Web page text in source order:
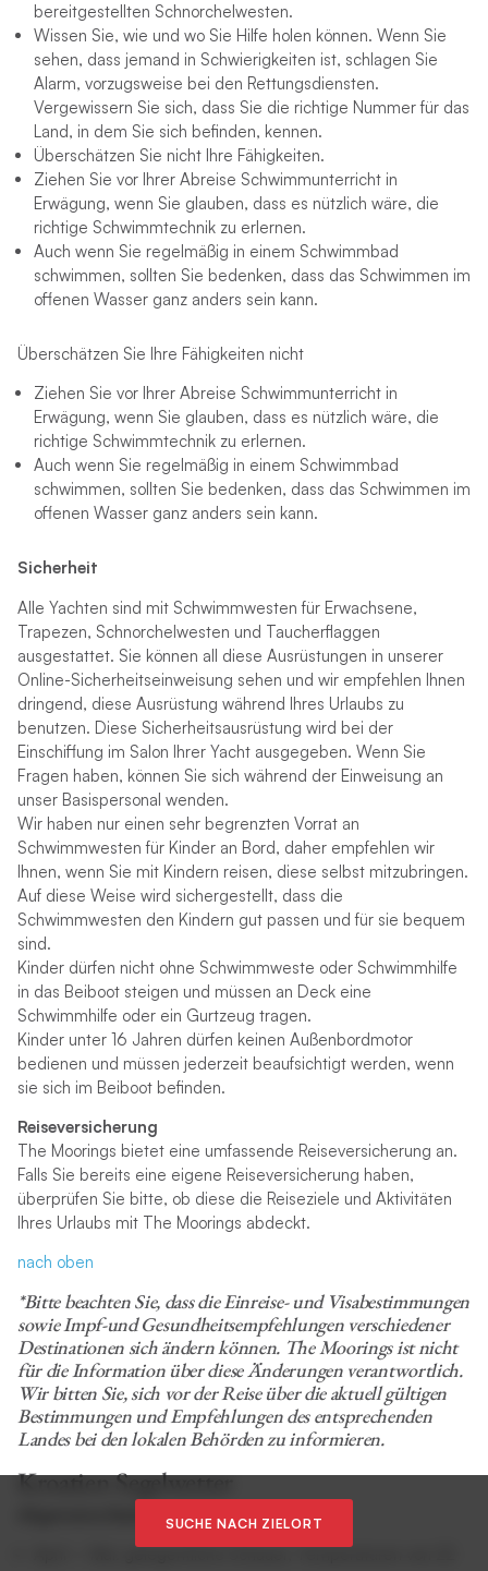
bereitgestellten Schnorchelwesten.
Wissen Sie, wie und wo Sie Hilfe holen können. Wenn Sie
sehen, dass jemand in Schwierigkeiten ist, schlagen Sie
Alarm, vorzugsweise bei den Rettungsdiensten.
Vergewissern Sie sich, dass Sie die richtige Nummer für das
Land, in dem Sie sich befinden, kennen.
Überschätzen Sie nicht Ihre Fähigkeiten.
Ziehen Sie vor Ihrer Abreise Schwimmunterricht in
Erwägung, wenn Sie glauben, dass es nützlich wäre, die
richtige Schwimmtechnik zu erlernen.
Auch wenn Sie regelmäßig in einem Schwimmbad
schwimmen, sollten Sie bedenken, dass das Schwimmen im
offenen Wasser ganz anders sein kann.
Überschätzen Sie Ihre Fähigkeiten nicht
Ziehen Sie vor Ihrer Abreise Schwimmunterricht in
Erwägung, wenn Sie glauben, dass es nützlich wäre, die
richtige Schwimmtechnik zu erlernen.
Auch wenn Sie regelmäßig in einem Schwimmbad
schwimmen, sollten Sie bedenken, dass das Schwimmen im
offenen Wasser ganz anders sein kann.
Sicherheit
Alle Yachten sind mit Schwimmwesten für Erwachsene,
Trapezen, Schnorchelwesten und Taucherflaggen
ausgestattet. Sie können all diese Ausrüstungen in unserer
Online-Sicherheitseinweisung sehen und wir empfehlen Ihnen
dringend, diese Ausrüstung während Ihres Urlaubs zu
benutzen. Diese Sicherheitsausrüstung wird bei der
Einschiffung im Salon Ihrer Yacht ausgegeben. Wenn Sie
Fragen haben, können Sie sich während der Einweisung an
unser Basispersonal wenden.
Wir haben nur einen sehr begrenzten Vorrat an
Schwimmwesten für Kinder an Bord, daher empfehlen wir
Ihnen, wenn Sie mit Kindern reisen, diese selbst mitzubringen.
Auf diese Weise wird sichergestellt, dass die
Schwimmwesten den Kindern gut passen und für sie bequem
sind.
Kinder dürfen nicht ohne Schwimmweste oder Schwimmhilfe
in das Beiboot steigen und müssen an Deck eine
Schwimmhilfe oder ein Gurtzeug tragen.
Kinder unter 16 Jahren dürfen keinen Außenbordmotor
bedienen und müssen jederzeit beaufsichtigt werden, wenn
sie sich im Beiboot befinden.
Reiseversicherung
The Moorings bietet eine umfassende Reiseversicherung an.
Falls Sie bereits eine eigene Reiseversicherung haben,
überprüfen Sie bitte, ob diese die Reiseziele und Aktivitäten
Ihres Urlaubs mit The Moorings abdeckt.
nach oben
*Bitte beachten Sie, dass die Einreise- und Visabestimmungen
sowie Impf-und Gesundheitsempfehlungen verschiedener
Destinationen sich ändern können. The Moorings ist nicht
für die Information über diese Änderungen verantwortlich.
Wir bitten Sie, sich vor der Reise über die aktuell gültigen
Bestimmungen und Empfehlungen des entsprechenden
Landes bei den lokalen Behörden zu informieren.
Kroatien Segelwetter
Allgemeine BedingungenSUCHE NACH ZIELORT